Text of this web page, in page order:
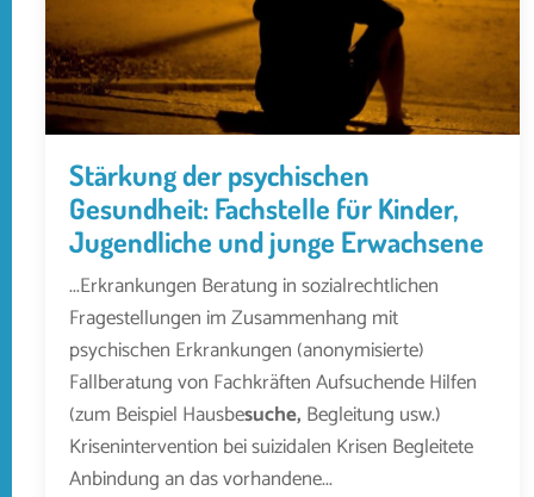
Stärkung der psychischen
Gesundheit: Fachstelle für Kinder,
Jugendliche und junge Erwachsene
...Erkrankungen Beratung in sozialrechtlichen
Fragestellungen im Zusammenhang mit
psychischen Erkrankungen (anonymisierte)
Fallberatung von Fachkräften Aufsuchende Hilfen
(zum Beispiel Hausbesuche, Begleitung usw.)
Krisenintervention bei suizidalen Krisen Begleitete
Anbindung an das vorhandene...